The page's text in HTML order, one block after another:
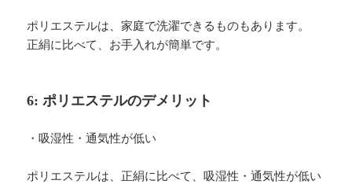
ポリエステルは、家庭で洗濯できるものもあります。
正絹に比べて、お手入れが簡単です。
6: ポリエステルのデメリット
・吸湿性・通気性が低い
ポリエステルは、正絹に比べて、吸湿性・通気性が低い